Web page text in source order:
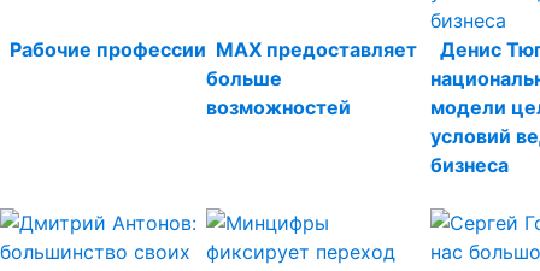
Рабочие профессии МАХ предоставляет
больше
возможностей
Денис
модели
условий
бизнеса